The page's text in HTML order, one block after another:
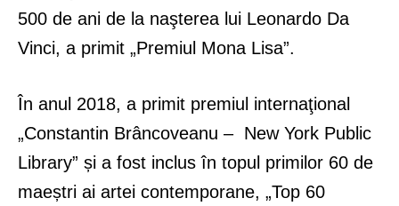
500 de ani de la naşterea lui Leonardo Da
Vinci, a primit „Premiul Mona Lisa”.
În anul 2018, a primit premiul internaţional
„Constantin Brâncoveanu – New York Public
Library” și a fost inclus în topul primilor 60 de
maeștri ai artei contemporane, „Top 60